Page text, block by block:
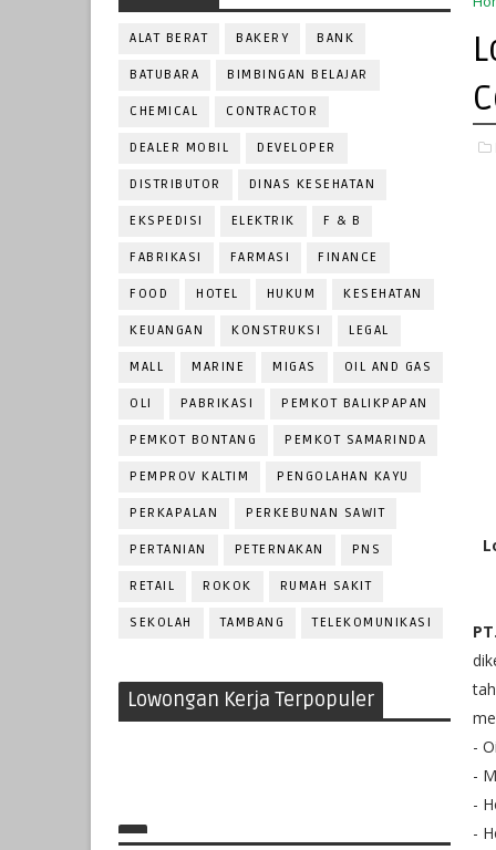
ALAT BERAT BAKERY BANK
BATUBARA BIMBINGAN BELAJAR
CHEMICAL CONTRACTOR
DEALER MOBIL DEVELOPER
DISTRIBUTOR DINAS KESEHATAN
EKSPEDISI ELEKTRIK F & B
FABRIKASI FARMASI FINANCE
FOOD HOTEL HUKUM KESEHATAN
KEUANGAN KONSTRUKSI LEGAL
MALL MARINE MIGAS OIL AND GAS
OLI PABRIKASI PEMKOT BALIKPAPAN
PEMKOT BONTANG PEMKOT SAMARINDA
PEMPROV KALTIM PENGOLAHAN KAYU
PERKAPALAN PERKEBUNAN SAWIT
PERTANIAN PETERNAKAN PNS
RETAIL ROKOK RUMAH SAKIT
SEKOLAH TAMBANG TELEKOMUNIKASI
Lowongan Kerja Terpopuler
-
-
-
-